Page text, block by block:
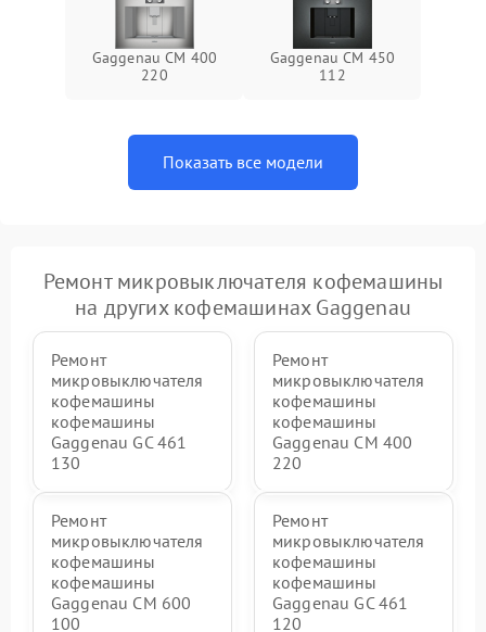
Gaggenau CM 400
220
Gaggenau CM 450
112
Показать все модели
Ремонт микровыключателя кофемашины
на других кофемашинах Gaggenau
Ремонт
микровыключателя
кофемашины
кофемашины
Gaggenau GC 461
130
Ремонт
микровыключателя
кофемашины
кофемашины
Gaggenau CM 400
220
Ремонт
микровыключателя
кофемашины
кофемашины
Gaggenau CM 600
100
Ремонт
микровыключателя
кофемашины
кофемашины
Gaggenau GC 461
120